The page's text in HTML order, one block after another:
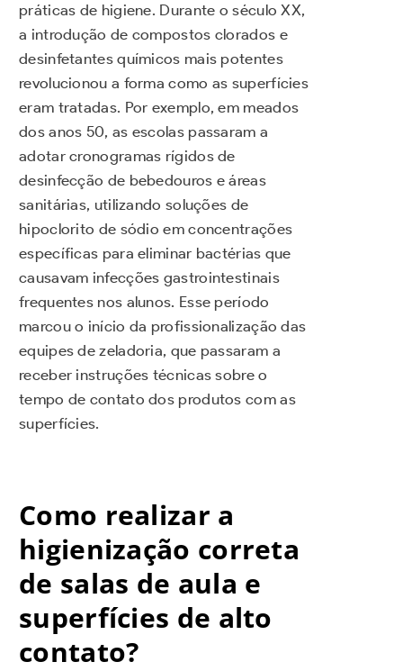
práticas de higiene. Durante o século XX,
a introdução de compostos clorados e
desinfetantes químicos mais potentes
revolucionou a forma como as superfícies
eram tratadas. Por exemplo, em meados
dos anos 50, as escolas passaram a
adotar cronogramas rígidos de
desinfecção de bebedouros e áreas
sanitárias, utilizando soluções de
hipoclorito de sódio em concentrações
específicas para eliminar bactérias que
causavam infecções gastrointestinais
frequentes nos alunos. Esse período
marcou o início da profissionalização das
equipes de zeladoria, que passaram a
receber instruções técnicas sobre o
tempo de contato dos produtos com as
superfícies.
Como realizar a
higienização correta
de salas de aula e
superfícies de alto
contato?